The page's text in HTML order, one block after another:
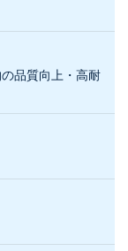
品質向上・高耐